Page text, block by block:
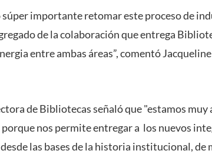
súper importante retomar este proceso de
de la colaboración que entrega
entre ambas áreas”, comentó
de Bibliotecas señaló que "estamos muy
nos permite entregar a los nuevos
las bases de la historia institucional, de